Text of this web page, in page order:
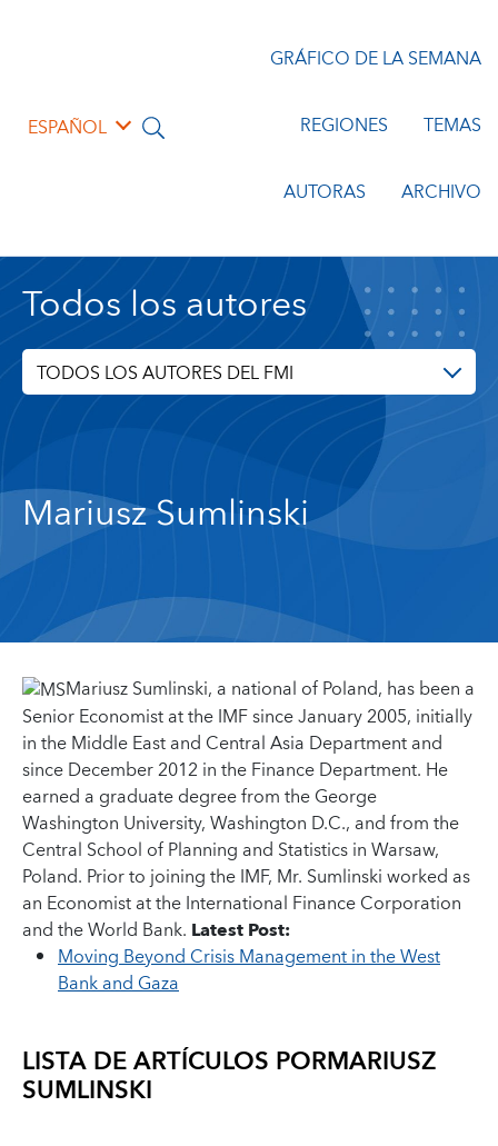
ESPAÑOL
GRÁFICO DE LA SEMANA
REGIONES TEMAS
AUTORAS ARCHIVO
Todos los autores
TODOS LOS AUTORES DEL FMI
Mariusz Sumlinski
Mariusz Sumlinski, a national of Poland, has been a
Senior Economist at the IMF since January 2005, initially
in the Middle East and Central Asia Department and
since December 2012 in the Finance Department. He
earned a graduate degree from the George
Washington University, Washington D.C., and from the
Central School of Planning and Statistics in Warsaw,
Poland. Prior to joining the IMF, Mr. Sumlinski worked as
an Economist at the International Finance Corporation
and the World Bank. Latest Post:
Moving Beyond Crisis Management in the West
Bank and Gaza
LISTA DE ARTÍCULOS PORMARIUSZ
SUMLINSKI